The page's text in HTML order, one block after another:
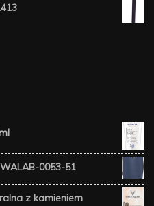
0053-51
z kamieniem